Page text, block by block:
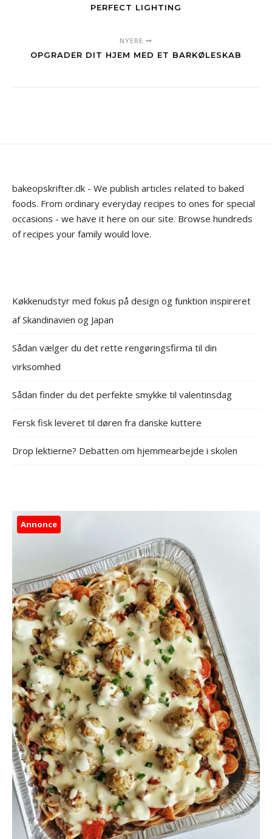
PERFECT LIGHTING
NYERE
OPGRADER DIT HJEM MED ET BARKØLESKAB
bakeopskrifter.dk - We publish articles related to baked
foods. From ordinary everyday recipes to ones for special
occasions - we have it here on our site. Browse hundreds
of recipes your family would love.
Køkkenudstyr med fokus på design og funktion inspireret
af Skandinavien og Japan
Sådan vælger du det rette rengøringsfirma til din
virksomhed
Sådan finder du det perfekte smykke til valentinsdag
Fersk fisk leveret til døren fra danske kuttere
Drop lektierne? Debatten om hjemmearbejde i skolen
Annonce